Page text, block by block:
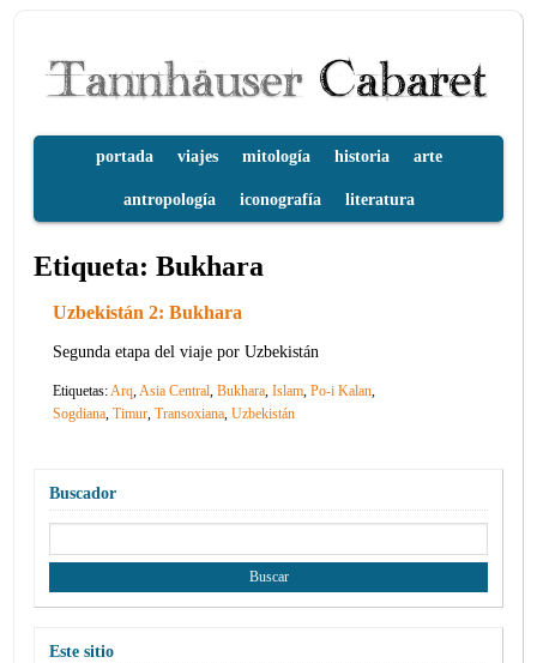
portada viajes mitología historia arte
antropología iconografía literatura
Etiqueta:Bukhara
Uzbekistán 2: Bukhara
Segunda etapa del viaje por Uzbekistán
Etiquetas:Arq,Asia Central,Bukhara,Islam,Po-i Kalan,
Sogdiana,Timur,Transoxiana,Uzbekistán
Buscador
Este sitio